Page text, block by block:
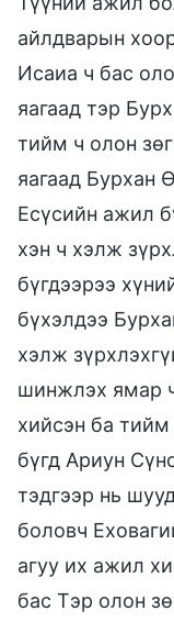
айлдварын
Исаиа ч бас
яагаад тэр
тийм ч олон
яагаад Бурхан
Есүсийн ажил
хэн ч хэлж
бүгдээрээ
бүхэлдээ
хэлж
шинжлэх ямар
хийсэн ба тийм
бүгд Ариун
тэдгээр нь
боловч
агуу их ажил
бас Тэр олон